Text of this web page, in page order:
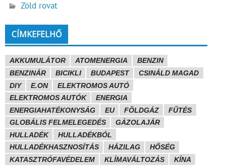
Zöld rovat
CÍMKEFELHŐ
AKKUMULÁTOR ATOMENERGIA
BENZIN
BENZINÁR
BICIKLI BUDAPEST
CSINÁLD MAGAD
DIY
E.ON
ELEKTROMOS AUTÓ
ELEKTROMOS AUTÓK
ENERGIA
ENERGIAHATÉKONYSÁG
EU FÖLDGÁZ
FŰTÉS
GLOBÁLIS FELMELEGEDÉS
GÁZOLAJÁR
HULLADÉK
HULLADÉKBÓL
HULLADÉKHASZNOSÍTÁS
HÁZILAG
HŐSÉG
KATASZTRÓFAVÉDELEM
KLÍMAVÁLTOZÁS
KÍNA